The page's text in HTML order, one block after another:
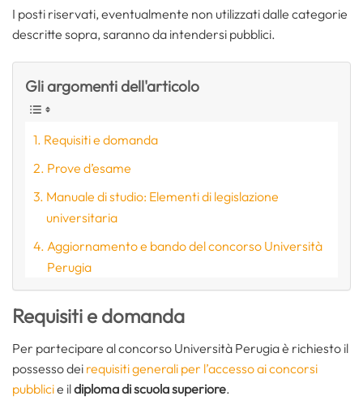
I posti riservati, eventualmente non utilizzati dalle categorie
descritte sopra, saranno da intendersi pubblici.
Gli argomenti dell'articolo
Requisiti e domanda
Prove d’esame
Manuale di studio: Elementi di legislazione
universitaria
Aggiornamento e bando del concorso Università
Perugia
Requisiti e domanda
Per partecipare al concorso Università Perugia è richiesto il
possesso dei requisiti generali per l’accesso ai concorsi
pubblicie ildiploma di scuola superiore.